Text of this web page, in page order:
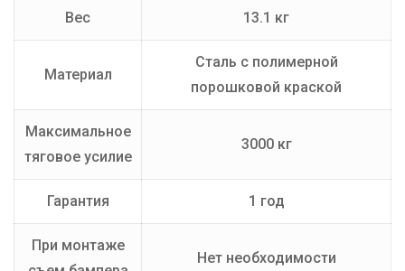
Вес 13.1 кг
Материал
Сталь с полимерной
порошковой краской
Максимальное
тяговое усилие
3000 кг
Гарантия 1 год
При монтаже
Нет необходимости